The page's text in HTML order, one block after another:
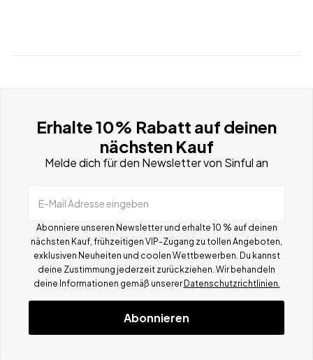
Erhalte 10% Rabatt auf deinen
nächsten Kauf
Melde dich für den Newsletter von Sinful an
E-Mail Adresse eingeben
Abonniere unseren Newsletter und erhalte 10 % auf deinen
nächsten Kauf, frühzeitigen VIP-Zugang zu tollen Angeboten,
exklusiven Neuheiten und coolen Wettbewerben. Du kannst
deine Zustimmung jederzeit zurückziehen. Wir behandeln
deine Informationen gemäß unserer Datenschutzrichtlinien.
Abonnieren